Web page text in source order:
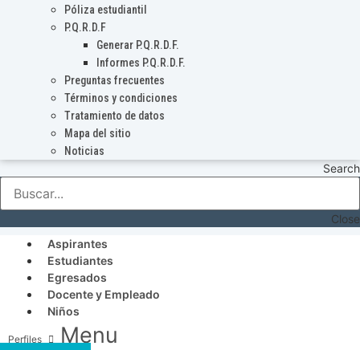
Póliza estudiantil
P.Q.R.D.F
Generar P.Q.R.D.F.
Informes P.Q.R.D.F.
Preguntas frecuentes
Términos y condiciones
Tratamiento de datos
Mapa del sitio
Noticias
Search
Close
Aspirantes
Estudiantes
Egresados
Docente y Empleado
Niños
Menu